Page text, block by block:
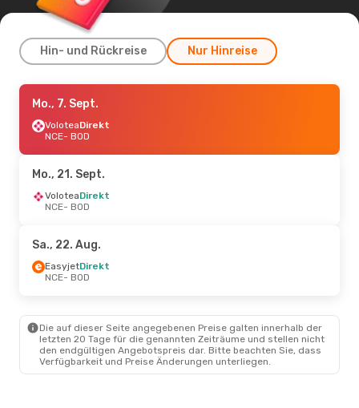
Hin- und Rückreise Nur Hinreise
Fr., 4. Sept.- Mo., 7. Sept.
VoloteaDirekt
NCE- BOD
BOD- NCE
Fr., 18. Sept.- So., 20. Sept.
EasyjetDirekt
BOD- NCE
NCE
- BOD
EasyjetDirekt
BOD- NCE
Mo., 7. Sept.
VoloteaDirekt
NCE- BOD
Mo., 21. Sept.
VoloteaDirekt
NCE- BOD
Sa., 22. Aug.
EasyjetDirekt
NCE- BOD
Die auf dieser Seite angegebenen Preise galten innerhalb der
letzten 20 Tage für die genannten Zeiträume und stellen nicht
den endgültigen Angebotspreis dar. Bitte beachten Sie, dass
Verfügbarkeit und Preise Änderungen unterliegen.